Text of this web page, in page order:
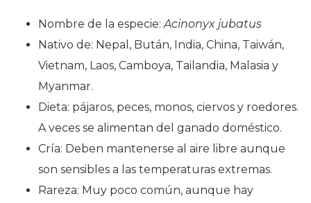
Nombre de la especie: Acinonyx jubatus
Nativo de: Nepal, Bután, India, China, Taiwán,
Vietnam, Laos, Camboya, Tailandia, Malasia y
Myanmar.
Dieta: pájaros, peces, monos, ciervos y roedores.
A veces se alimentan del ganado doméstico.
Cría: Deben mantenerse al aire libre aunque
son sensibles a las temperaturas extremas.
Rareza: Muy poco común, aunque hay